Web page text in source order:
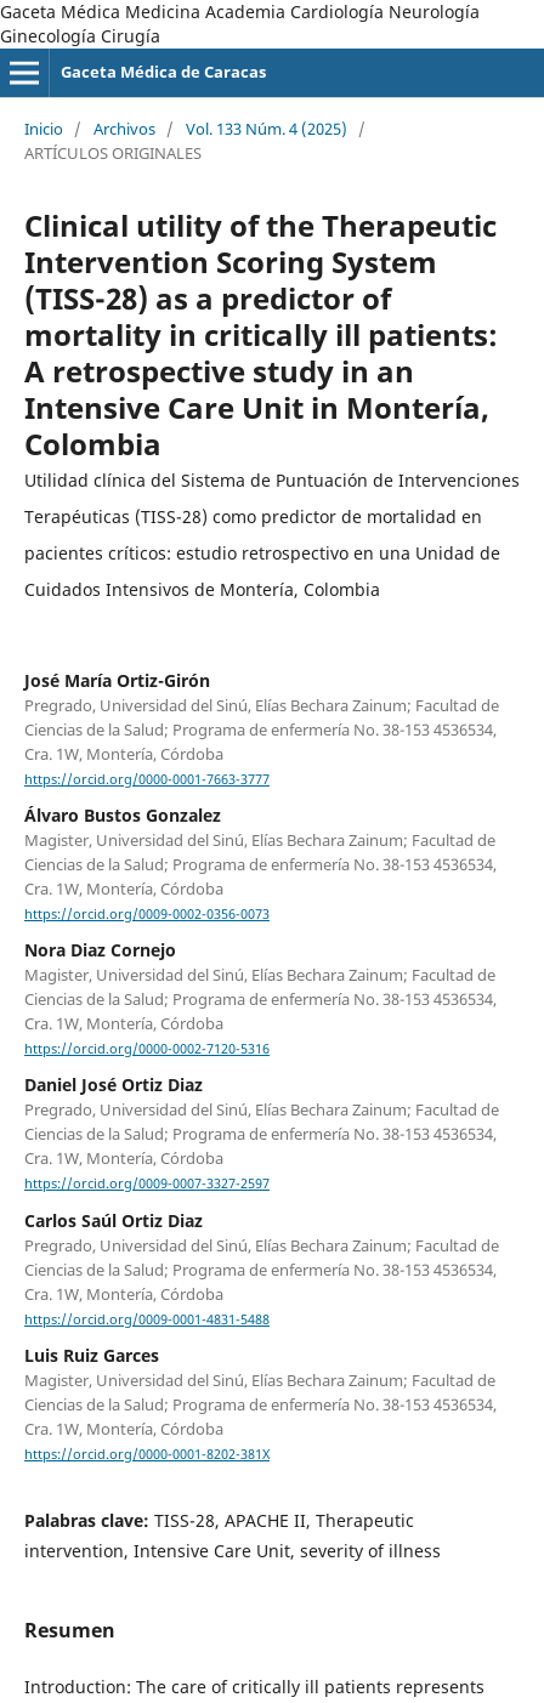
Gaceta Médica Medicina Academia Cardiología Neurología
Ginecología Cirugía
Gaceta Médica de Caracas
Inicio / Archivos / Vol. 133 Núm. 4 (2025)
/
ARTÍCULOS ORIGINALES
Clinical utility of the Therapeutic
Intervention Scoring System
(TISS-28) as a predictor of
mortality in critically ill patients:
A retrospective study in an
Intensive Care Unit in Montería,
Colombia
Utilidad clínica del Sistema de Puntuación de Intervenciones
Terapéuticas (TISS-28) como predictor de mortalidad en
pacientes críticos: estudio retrospectivo en una Unidad de
Cuidados Intensivos de Montería, Colombia
José María Ortiz-Girón
Pregrado, Universidad del Sinú, Elías Bechara Zainum; Facultad de
Ciencias de la Salud; Programa de enfermería No. 38-153 4536534,
Cra. 1W, Montería, Córdoba
https://orcid.org/0000-0001-7663-3777
Álvaro Bustos Gonzalez
Magister, Universidad del Sinú, Elías Bechara Zainum; Facultad de
Ciencias de la Salud; Programa de enfermería No. 38-153 4536534,
Cra. 1W, Montería, Córdoba
https://orcid.org/0009-0002-0356-0073
Nora Diaz Cornejo
Magister, Universidad del Sinú, Elías Bechara Zainum; Facultad de
Ciencias de la Salud; Programa de enfermería No. 38-153 4536534,
Cra. 1W, Montería, Córdoba
https://orcid.org/0000-0002-7120-5316
Daniel José Ortiz Diaz
Pregrado, Universidad del Sinú, Elías Bechara Zainum; Facultad de
Ciencias de la Salud; Programa de enfermería No. 38-153 4536534,
Cra. 1W, Montería, Córdoba
https://orcid.org/0009-0007-3327-2597
Carlos Saúl Ortiz Diaz
Pregrado, Universidad del Sinú, Elías Bechara Zainum; Facultad de
Ciencias de la Salud; Programa de enfermería No. 38-153 4536534,
Cra. 1W, Montería, Córdoba
https://orcid.org/0009-0001-4831-5488
Luis Ruiz Garces
Magister, Universidad del Sinú, Elías Bechara Zainum; Facultad de
Ciencias de la Salud; Programa de enfermería No. 38-153 4536534,
Cra. 1W, Montería, Córdoba
https://orcid.org/0000-0001-8202-381X
Palabras clave: TISS-28, APACHE II, Therapeutic
intervention, Intensive Care Unit, severity of illness
Resumen
Introduction: The care of critically ill patients represents